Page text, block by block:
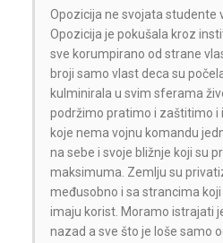
Opozicija ne svojata studente
Opozicija je pokušala kroz
sve korumpirano od strane
broji samo vlast deca su
kulminirala u svim sferama
podržimo pratimo i zaštitimo i
koje nema vojnu komandu
na sebe i svoje bližnje koji su
maksimuma. Zemlju su
međusobno i sa strancima
imaju korist. Moramo istrajati
nazad a sve što je loše samo